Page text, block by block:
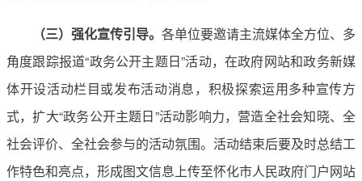
（三）强化宣传引导。 各单位要邀请主流媒体全方位、多
角度跟踪报道“政务公开主题日”活动，在政府网站和政务新媒
体开设活动栏目或发布活动消息，积极探索运用多种宣传方
式，扩大“政务公开主题日”活动影响力，营造全社会知晓、全
社会评价、全社会参与的活动氛围。活动结束后要及时总结工
作特色和亮点，形成图文信息上传至怀化市人民政府门户网站